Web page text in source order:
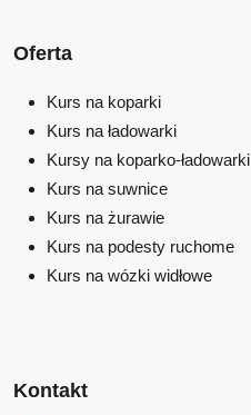
Oferta
Kurs na koparki
Kurs na ładowarki
Kursy na koparko-ładowarki
Kurs na suwnice
Kurs na żurawie
Kurs na podesty ruchome
Kurs na wózki widłowe
Kontakt